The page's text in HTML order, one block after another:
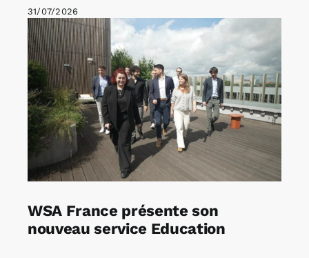
31/07/2026
WSA France présente son
nouveau service Education